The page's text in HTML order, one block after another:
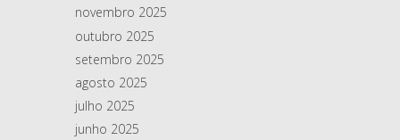
novembro 2025
outubro 2025
setembro 2025
agosto 2025
julho 2025
junho 2025